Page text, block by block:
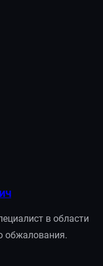
в области
обжалования.